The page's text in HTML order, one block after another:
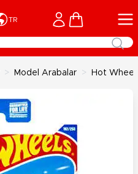
TR Cart
> Model Arabalar > Hot